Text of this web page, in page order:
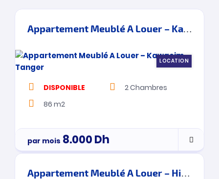
Appartement Meublé A Louer – Kawacim – Tanger
LOCATION
DISPONIBLE 2Chambres
86 m2
par mois 8.000Dh
Appartement Meublé A Louer – Hilton – Tanger